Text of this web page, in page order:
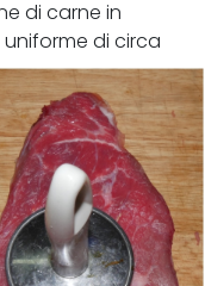
di carne in
di circa